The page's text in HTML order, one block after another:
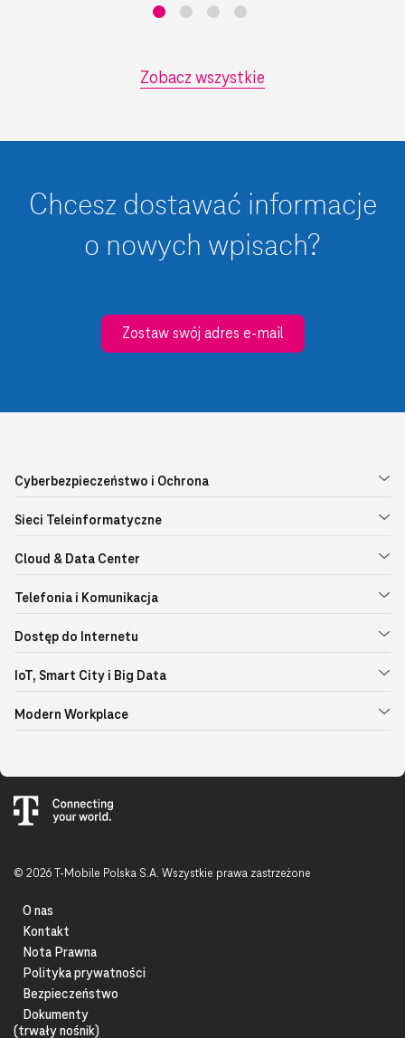
Zobacz wszystkie
Chcesz dostawać informacje
o nowych wpisach?
Zostaw swój adres e-mail
Cyberbezpieczeństwo i Ochrona
Sieci Teleinformatyczne
Cloud & Data Center
Telefonia i Komunikacja
Dostęp do Internetu
IoT, Smart City i Big Data
Modern Workplace
© 2026 T-Mobile Polska S.A. Wszystkie prawa zastrzeżone
O nas
Kontakt
Nota Prawna
Polityka prywatności
Bezpieczeństwo
Dokumenty
(trwały nośnik)